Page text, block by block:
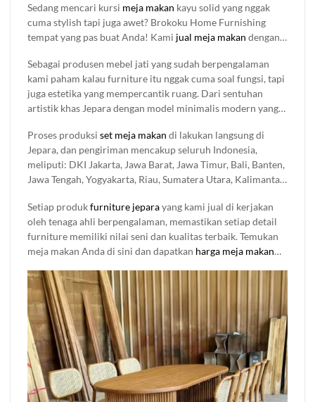
Sedang mencari kursi meja makan kayu solid yang nggak
cuma stylish tapi juga awet? Brokoku Home Furnishing
tempat yang pas buat Anda! Kami jual meja makan dengan
keren. Kami meliki bergam koleksi set meja makan jepara
yang di buat menggunakan kayu solid berkualitas dengan set
4 kursi, 6 kursi 8 kursi bahkan bisa di custom sesuai
kebutuhan dan space ruangan anda, cocok di gunakan untuk
makan, café, resto, bar dan lain sebagainya
Sebagai produsen mebel jati yang sudah berpengalaman
kami paham kalau furniture itu nggak cuma soal fungsi, tapi
juga estetika yang mempercantik ruang. Dari sentuhan
artistik khas Jepara dengan model minimalis modern yang
mewah dalam ruangan, semuanya tersedia di sini. Setiap
produkmebel jatiyang kami jual di buat dengan detail dan
bahan berkualitas, jadi Anda nggak perlu khawatir soal
kualitasnya.
Proses produksi set meja makan di lakukan langsung di
Jepara, dan pengiriman mencakup seluruh Indonesia,
meliputi: DKI Jakarta, Jawa Barat, Jawa Timur, Bali, Banten,
Jawa Tengah, Yogyakarta, Riau, Sumatera Utara, Kalimantan
Sulawesi Utara, Lampung, Aceh, Kalimantan Selatan, Nusa
Tenggara Barat (NTB), Sumatera Barat, Kalimantan Tengah,
Maluku, Nusa Tenggara Timur (NTT), Bengkulu, Maluku
Utara, Sulawesi Tenggara, Sulawesi Tengah, Kalimantan
Barat, Papua, Jambi, Gorontalo, Sulawesi Barat, Bangka
Belitung, Kalimantan Utara, Kepulauan Bangka Belitung,
Sumatera Selatan, Kalimantan Timur, Kalimantan Tengah
Setiap produkfurniture jeparayang kami jual di kerjakan
oleh tenaga ahli berpengalaman, memastikan setiap detail
furniture memiliki nilai seni dan kualitas terbaik. Temukan
meja makan Anda di sini dan dapatkan harga meja makan